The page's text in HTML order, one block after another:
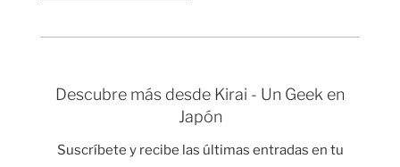
86, y la bajada que
japonesa.…
Descubre más desde Kirai - Un Geek en
Japón
Suscríbete y recibe las últimas entradas en tu